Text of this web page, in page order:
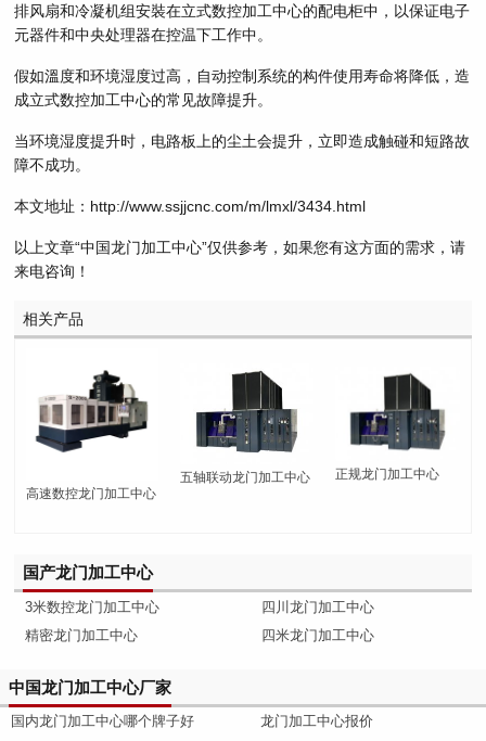
排风扇和冷凝机组安裝在立式数控加工中心的配电柜中，以保证电子
元器件和中央处理器在控温下工作中。
假如溫度和环境湿度过高，自动控制系统的构件使用寿命将降低，造
成立式数控加工中心的常见故障提升。
当环境湿度提升时，电路板上的尘土会提升，立即造成触碰和短路故
障不成功。
本文地址：http://www.ssjjcnc.com/m/lmxl/3434.html
以上文章“中国龙门加工中心”仅供参考，如果您有这方面的需求，请
来电咨询！
相关产品
高速数控龙门加工中心
五轴联动龙门加工中心 正规龙门加工中心
国产龙门加工中心
3米数控龙门加工中心
精密龙门加工中心
四川龙门加工中心
四米龙门加工中心
中国龙门加工中心厂家
国内龙门加工中心哪个牌子好
龙门加工中心报价